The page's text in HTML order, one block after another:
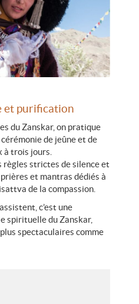
et purification
du Zanskar, on pratique
cérémonie de jeûne et de
à trois jours.
règles strictes de silence et
et mantras dédiés à
de la compassion.
c’est une
spirituelle du Zanskar,
spectaculaires comme